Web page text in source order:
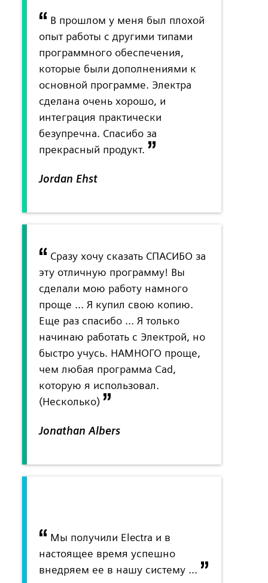
В прошлом у меня был плохой
опыт работы с другими типами
программного обеспечения,
которые были дополнениями к
основной программе. Электра
сделана очень хорошо, и
интеграция практически
безупречна. Спасибо за
прекрасный продукт.
Jordan Ehst
Сразу хочу сказать СПАСИБО за
эту отличную программу! Вы
сделали мою работу намного
проще ... Я купил свою копию.
Еще раз спасибо ... Я только
начинаю работать с Электрой, но
быстро учусь. НАМНОГО проще,
чем любая программа Cad,
которую я использовал.
(Несколько)
Jonathan Albers
Мы получили Electra и в
настоящее время успешно
внедряем ее в нашу систему ...